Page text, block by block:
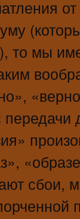
то мы
сбои,